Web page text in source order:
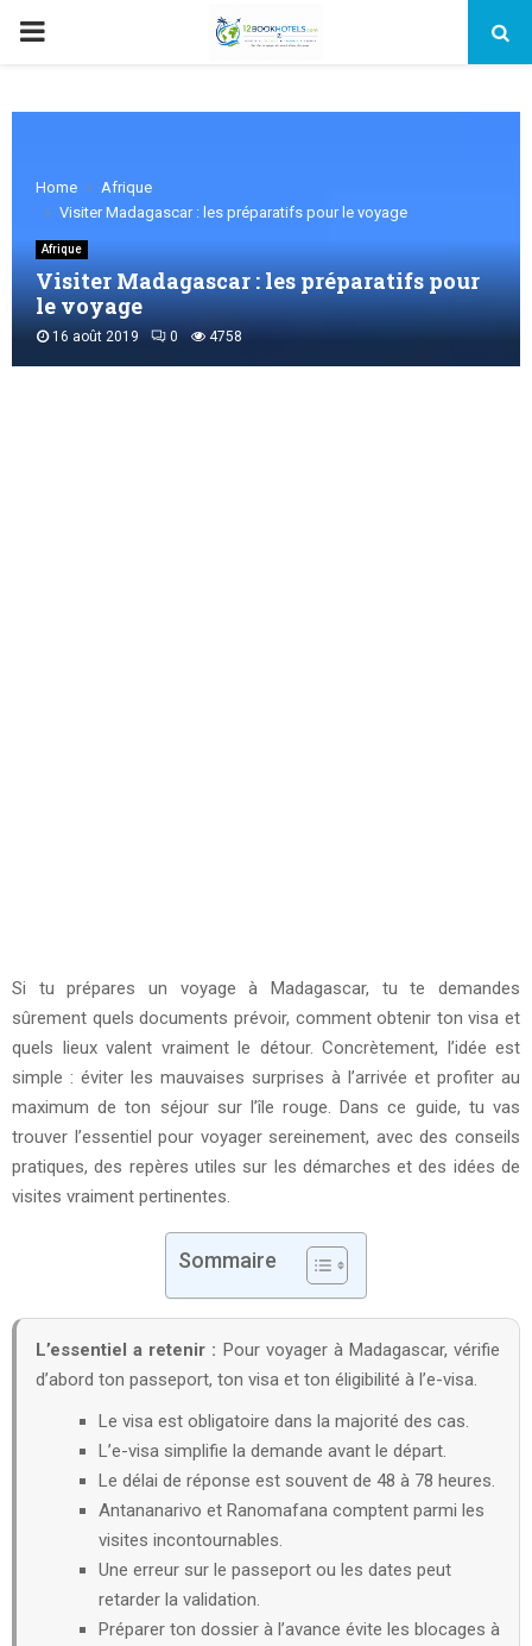
PRIMARY
Home
Afrique
Visiter Madagascar : les préparatifs pour le voyage
Afrique
Visiter Madagascar : les préparatifs pour
le voyage
16 août 2019 0 4758
Si tu prépares un voyage à Madagascar, tu te demandes
sûrement quels documents prévoir, comment obtenir ton visa et
quels lieux valent vraiment le détour. Concrètement, l’idée est
simple : éviter les mauvaises surprises à l’arrivée et profiter au
maximum de ton séjour sur l’île rouge. Dans ce guide, tu vas
trouver l’essentiel pour voyager sereinement, avec des conseils
pratiques, des repères utiles sur les démarches et des idées de
visites vraiment pertinentes.
Sommaire
L’essentiel a retenir : Pour voyager à Madagascar, vérifie
d’abord ton passeport, ton visa et ton éligibilité à l’e-visa.
Le visa est obligatoire dans la majorité des cas.
L’e-visa simplifie la demande avant le départ.
Le délai de réponse est souvent de 48 à 78 heures.
Antananarivo et Ranomafana comptent parmi les
visites incontournables.
Une erreur sur le passeport ou les dates peut
retarder la validation.
Préparer ton dossier à l’avance évite les blocages à